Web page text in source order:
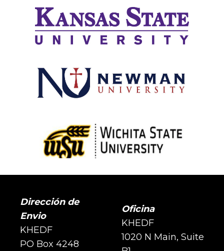
Dirección de
Envio
KHEDF
PO Box 4248
Oficina
KHEDF
1020 N Main, Suite